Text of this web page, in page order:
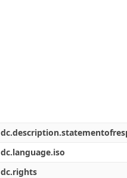
dc.language.iso
dc.rights